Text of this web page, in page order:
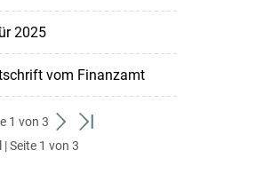
2025
vom Finanzamt
1 von 3
weiter
zum
zum
Seite 1 von 3